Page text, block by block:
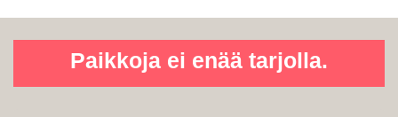
Paikkoja ei enää tarjolla.